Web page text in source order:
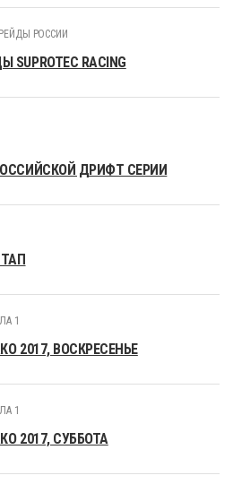
РОССИИ
RACING
ДРИФТ СЕРИИ
1
2017, ВОСКРЕСЕНЬЕ
1
2017, СУББОТА